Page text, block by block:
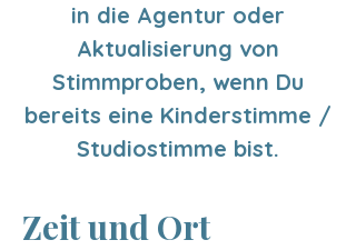
in die Agentur oder
Aktualisierung von
Stimmproben, wenn Du
bereits eine Kinderstimme /
Studiostimme bist.
Zeit und Ort